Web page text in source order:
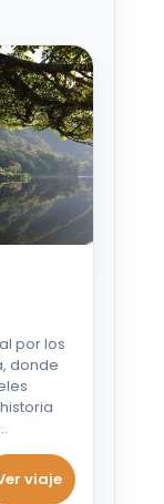
por los
donde
viaje